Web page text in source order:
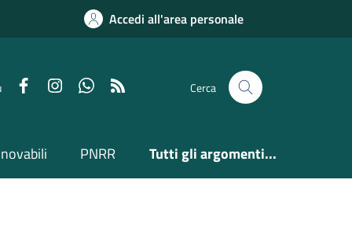
Accedi all'area personale
FacebookInstagramWhatsapp Cerca
PNRR Tutti gli argomenti...